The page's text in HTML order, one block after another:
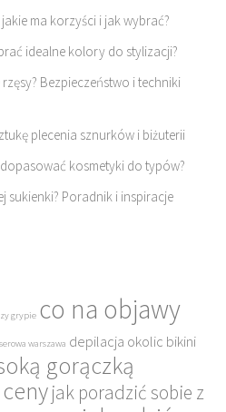
ma korzyści i jak wybrać?
idealne kolory do stylizacji?
Bezpieczeństwo i techniki
plecenia sznurków i biżuterii
kosmetyki do typów?
sukienki? Poradnik i inspiracje
grypie co na objawy
warszawa depilacja okolic bikini
gorączką
jak poradzić sobie z